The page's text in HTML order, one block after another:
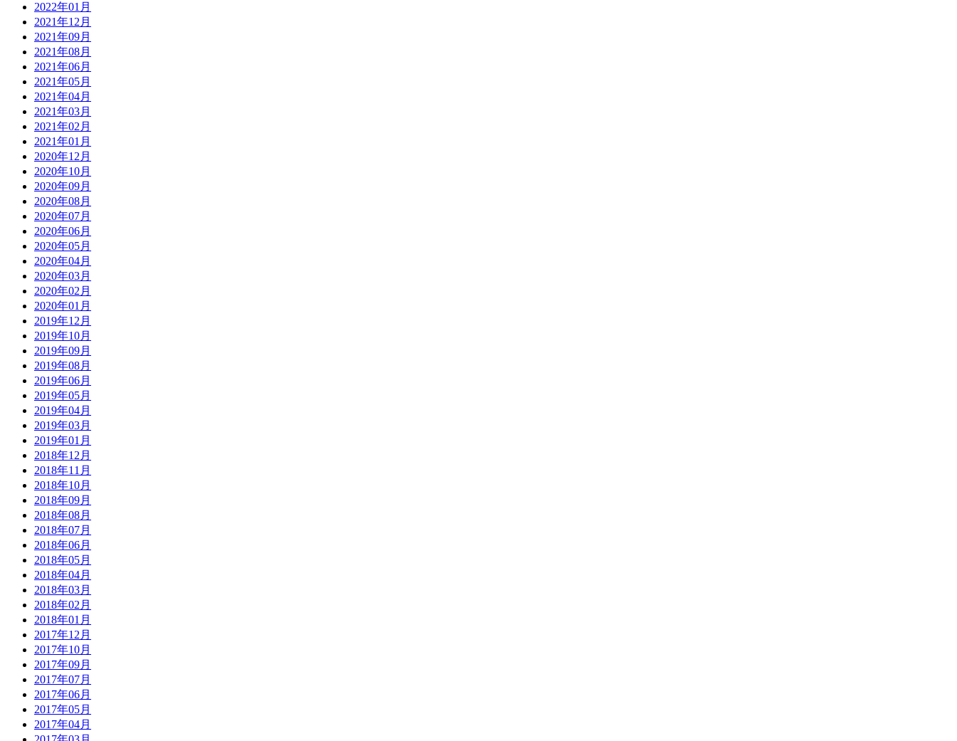
2022年01月
2021年12月
2021年09月
2021年08月
2021年06月
2021年05月
2021年04月
2021年03月
2021年02月
2021年01月
2020年12月
2020年10月
2020年09月
2020年08月
2020年07月
2020年06月
2020年05月
2020年04月
2020年03月
2020年02月
2020年01月
2019年12月
2019年10月
2019年09月
2019年08月
2019年06月
2019年05月
2019年04月
2019年03月
2019年01月
2018年12月
2018年11月
2018年10月
2018年09月
2018年08月
2018年07月
2018年06月
2018年05月
2018年04月
2018年03月
2018年02月
2018年01月
2017年12月
2017年10月
2017年09月
2017年07月
2017年06月
2017年05月
2017年04月